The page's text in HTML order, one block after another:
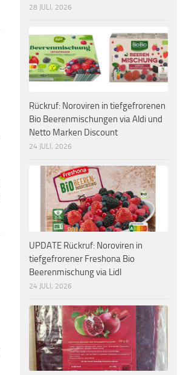
28 JULI, 2026
Rückruf: Noroviren in tiefgefrorenen
Bio Beerenmischungen via Aldi und
Netto Marken Discount
24 JULI, 2026
UPDATE Rückruf: Noroviren in
tiefgefrorener Freshona Bio
Beerenmischung via Lidl
24 JULI, 2026